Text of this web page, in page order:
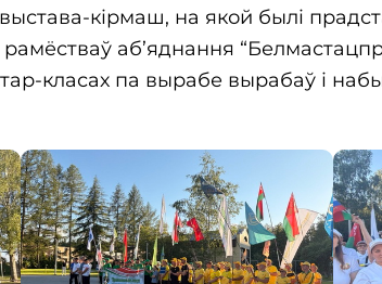
кірмаш, на якой былі
аб’яднання
класах па вырабе вырабаў і